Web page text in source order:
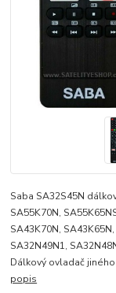
Saba SA32S45N
SA55K70N,
SA43K70N,
SA32N49N1,
Dálkový ovladač
popis